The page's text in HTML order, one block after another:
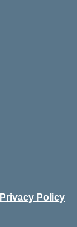
Privacy Policy